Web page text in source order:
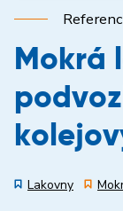
Mokrá
Lakovny